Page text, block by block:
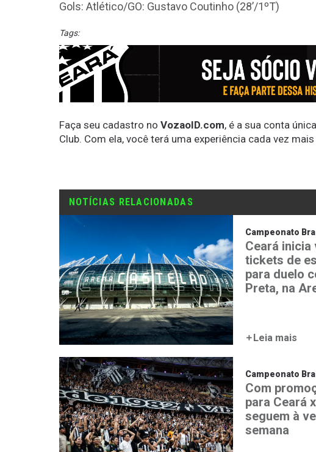
Gols: Atlético/GO: Gustavo Coutinho (28’/1ºT)
Tags:
Faça seu cadastro no VozaoID.com, é a sua conta
Club. Com ela, você terá uma experiência cada vez
NOTÍCIAS RELACIONADAS
Campeonato
Ceará inicia
tickets de
para duelo
Preta, na
Leia mais
Campeonato
Com
para Ceará
seguem à
semana